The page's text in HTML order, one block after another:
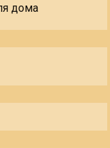
дома